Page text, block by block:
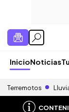
InicioNoticias
Terremotos